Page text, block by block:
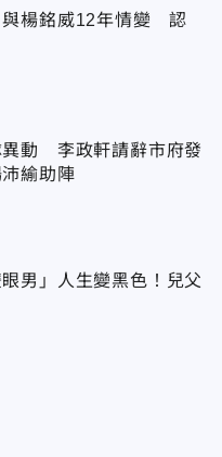
與楊銘威12年情變 認
異動 李政軒請辭市府發
緰助陣
男」人生變黑色！兒父